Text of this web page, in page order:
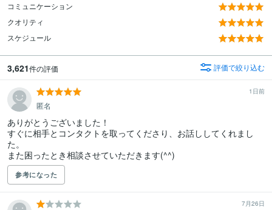
コミュニケーション
クオリティ
スケジュール
3,621件の評価 評価で絞り込む
1日前
匿名
ありがとうございました！
すぐに相手とコンタクトを取ってくださり、お話ししてくれまし
た。
また困ったとき相談させていただきます(^^)
参考になった
7月26日